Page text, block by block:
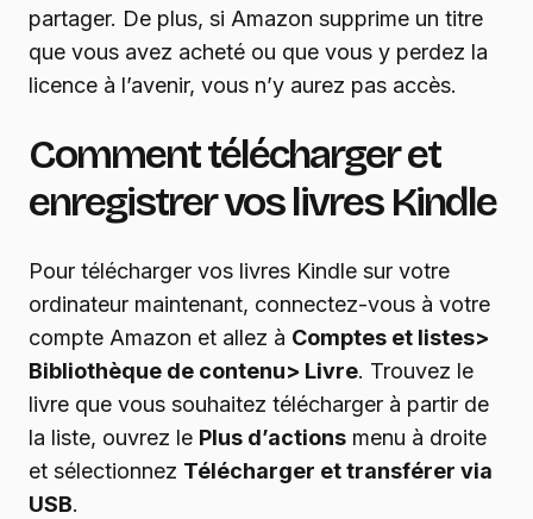
partager. De plus, si Amazon supprime un titre
que vous avez acheté ou que vous y perdez la
licence à l’avenir, vous n’y aurez pas accès.
Comment télécharger et
enregistrer vos livres Kindle
Pour télécharger vos livres Kindle sur votre
ordinateur maintenant, connectez-vous à votre
compte Amazon et allez à Comptes et listes>
Bibliothèque de contenu> Livre. Trouvez le
livre que vous souhaitez télécharger à partir de
la liste, ouvrez le Plus d’actions menu à droite
et sélectionnez Télécharger et transférer via
USB.